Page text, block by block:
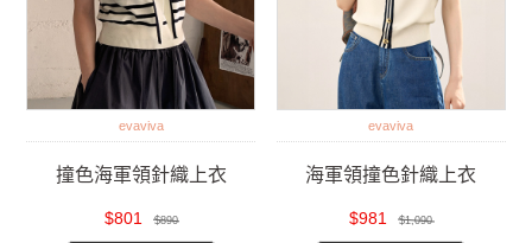
evaviva
撞色海軍領針織上衣
$801 $890
evaviva
海軍領撞色針織上衣
$981 $1,090